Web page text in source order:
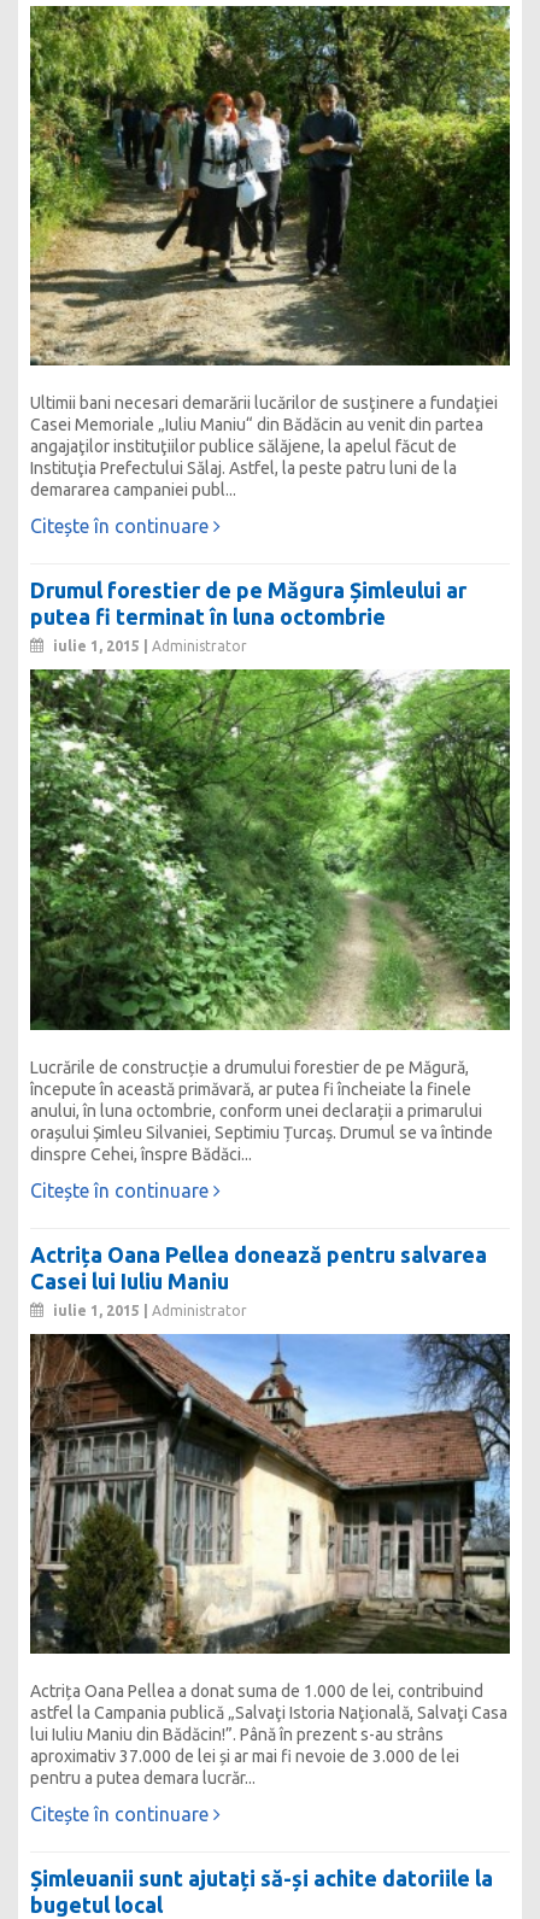
Ultimii bani necesari demarării lucărilor de susţinere a fundaţiei
Casei Memoriale „Iuliu Maniu“ din Bădăcin au venit din partea
angajaţilor instituţiilor publice sălăjene, la apelul făcut de
Instituţia Prefectului Sălaj. Astfel, la peste patru luni de la
demararea campaniei publ...
Citește în continuare
Drumul forestier de pe Măgura Șimleului ar
putea fi terminat în luna octombrie
iulie 1, 2015 | Administrator
Lucrările de construcție a drumului forestier de pe Măgură,
începute în această primăvară, ar putea fi încheiate la finele
anului, în luna octombrie, conform unei declarații a primarului
orașului Șimleu Silvaniei, Septimiu Țurcaș. Drumul se va întinde
dinspre Cehei, înspre Bădăci...
Citește în continuare
Actrița Oana Pellea donează pentru salvarea
Casei lui Iuliu Maniu
iulie 1, 2015 | Administrator
Actrița Oana Pellea a donat suma de 1.000 de lei, contribuind
astfel la Campania publică „Salvaţi Istoria Naţională, Salvaţi Casa
lui Iuliu Maniu din Bădăcin!”. Până în prezent s-au strâns
aproximativ 37.000 de lei și ar mai fi nevoie de 3.000 de lei
pentru a putea demara lucrăr...
Citește în continuare
Șimleuanii sunt ajutați să-și achite datoriile la
bugetul local